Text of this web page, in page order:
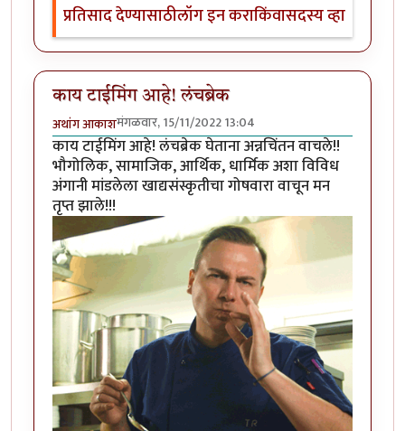
प्रतिसाद देण्यासाठीलॉग इन कराकिंवासदस्य व्हा
काय टाईमिंग आहे! लंचब्रेक
अथांग आकाशमंगळवार, 15/11/2022 13:04
काय टाईमिंग आहे! लंचब्रेक घेताना अन्नचिंतन वाचले!!
भौगोलिक, सामाजिक, आर्थिक, धार्मिक अशा विविध
अंगानी मांडलेला खाद्यसंस्कृतीचा गोषवारा वाचून मन
तृप्त झाले!!!